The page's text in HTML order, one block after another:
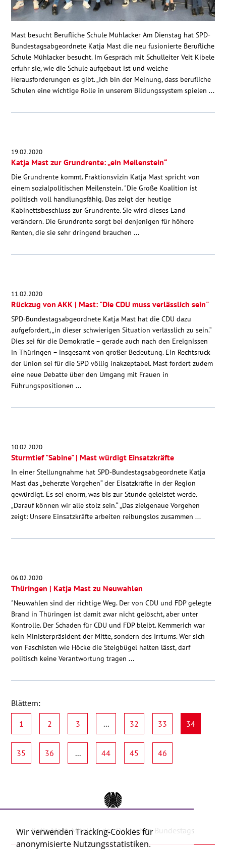
Wir verwenden Tracking-Cookies für
anonymisierte Nutzungsstatistiken.
Mast besucht Berufliche Schule Mühlacker Am Dienstag hat SPD-
Bundestagsabgeordnete Katja Mast die neu fusionierte Berufliche
Schule Mühlacker besucht. Im Gespräch mit Schulleiter Veit Kibele
erfuhr sie, wie die Schule aufgebaut ist und welche
Herausforderungen es gibt. „Ich bin der Meinung, dass berufliche
Schulen eine wichtige Rolle in unserem Bildungssystem spielen ...
19.02.2020
Katja Mast zur Grundrente: „ein Meilenstein“
Die Grundrente kommt. Fraktionsvizin Katja Mast spricht von
einem sozialpolitischen Meilenstein. "Die Große Koalition ist
politisch voll handlungsfähig. Das zeigt der heutige
Kabinettsbeschluss zur Grundrente. Sie wird dieses Land
verändern. Die Grundrente sorgt bei denjenigen für höhere
Renten, die sie sehr dringend brauchen ...
11.02.2020
Rückzug von AKK | Mast: "Die CDU muss verlässlich sein"
SPD-Bundestagsabgeordnete Katja Mast hat die CDU dazu
aufgefordert, „in dieser schwierigen Situation verlässlich zu sein.“
Dies sei für die Demokratie – gerade auch nach den Ereignissen
in Thüringen – insgesamt von großer Bedeutung. Ein Rechtsruck
der Union sei für die SPD völlig inakzeptabel. Mast fordert zudem
eine neue Debatte über den Umgang mit Frauen in
Führungspositionen ...
10.02.2020
Sturmtief "Sabine" | Mast würdigt Einsatzkräfte
In einer Stellungnahme hat SPD-Bundestagsabgeordnete Katja
Mast das „beherzte Vorgehen“ der Eisatzkräfte in der Region
gewürdigt. Es sei enorm, was bis zur Stunde geleistet werde.
„Darauf können wir alle stolz sein.“ „Das zielgenaue Vorgehen
zeigt: Unsere Einsatzkräfte arbeiten reibungslos zusammen ...
06.02.2020
Thüringen | Katja Mast zu Neuwahlen
"Neuwahlen sind der richtige Weg. Der von CDU und FDP gelegte
Brand in Thüringen ist damit zwar nicht gelöscht, aber unter
Kontrolle. Der Schaden für CDU und FDP bleibt. Kemmerich war
kein Ministerpräsident der Mitte, sondern des Irrtums. Wer sich
von Faschisten wie Höcke die Steigbügel halten lässt, darf
politisch keine Verantwortung tragen ...
Blättern:
1 2 3 ... 32 33 34
35 36 ... 44 45 46
Katja Mast, Mitglied des Deutschen Bundestags